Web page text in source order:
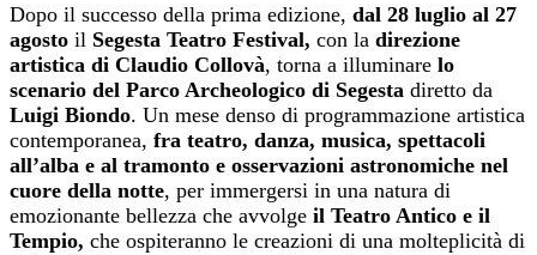
Dopo il successo della prima edizione, dal 28 luglio al 27
agosto il Segesta Teatro Festival, con la direzione
artistica di Claudio Collovà, torna a illuminare lo
scenario del Parco Archeologico di Segesta diretto da
Luigi Biondo. Un mese denso di programmazione artistica
contemporanea, fra teatro, danza, musica, spettacoli
all’alba e al tramonto e osservazioni astronomiche nel
cuore della notte, per immergersi in una natura di
emozionante bellezza che avvolge il Teatro Antico e il
Tempio, che ospiteranno le creazioni di una molteplicità di